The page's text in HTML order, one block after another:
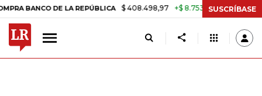
DE LA REPÚBLICA $ 408.498,97 +$ 8.753,81 +2,19% TASA
SUSCRÍBASE